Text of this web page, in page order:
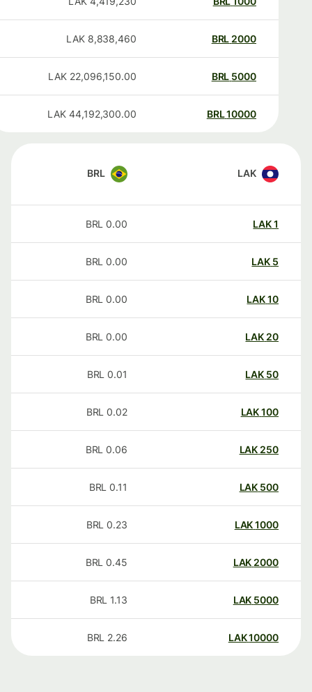
2000
BRL
8,838,460
LAK
5000
BRL
22,096,150.00
LAK
10000
BRL
44,192,300.00
LAK
LAK
BRL
LAK
0.00
BRL
LAK
0.00
BRL
LAK
0.00
BRL
20
LAK
0.00
BRL
50
LAK
0.01
BRL
100
LAK
0.02
BRL
250
LAK
0.06
BRL
500
LAK
0.11
BRL
1000
LAK
0.23
BRL
2000
LAK
0.45
BRL
5000
LAK
1.13
BRL
10000
LAK
2.26
BRL